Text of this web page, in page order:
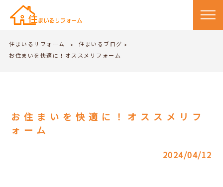
住まいるリフォーム > 住まいるブログ >
お住まいを快適に！オススメリフォーム
お住まいを快適に！オススメリフ
ォーム
2024/04/12